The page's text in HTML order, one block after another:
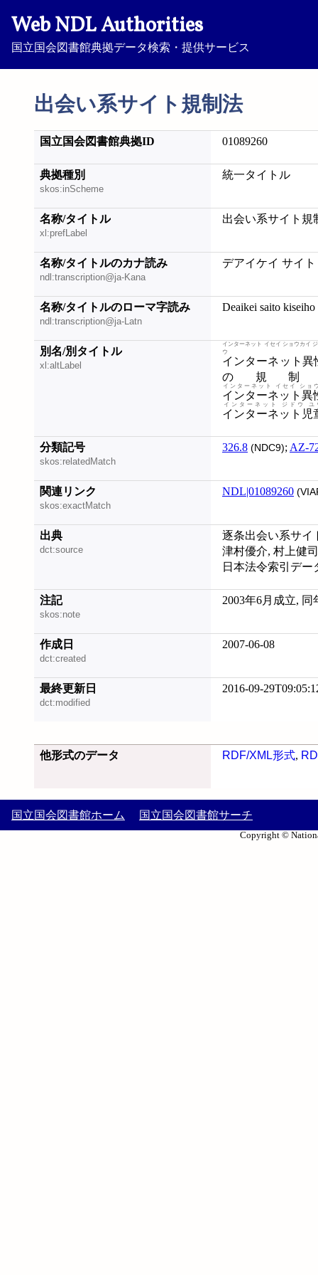
Web NDL Authorities
国立国会図書館典拠データ検索・提供サービス
出会い系サイト規制法
国立国会図書館典拠ID 01089260
典拠種別
skos:inScheme
統一タイトル
名称/タイトル
xl:prefLabel
出会い系サイト規
名称/タイトルのカナ読み
ndl:transcription@ja-Kana
デアイケイ サイ
名称/タイトルのローマ字読み
ndl:transcription@ja-Latn
Deaikei saito kiseiho
別名/別タイトル
xl:altLabel
インターネット
の規
インターネット イセイ ショウカイ
インターネット異
インターネット イセイ ショ
インターネット児
インターネット ジドウ ユ
分類記号
skos:relatedMatch
326.8 (NDC9); AZ-
関連リンク
skos:exactMatch
NDL|01089260
出典
dct:source
逐条出会い系サイ
津村優介, 村上健
日本法令索引デー
注記
skos:note
2003年6月成立, 同
作成日
dct:created
2007-06-08
最終更新日
dct:modified
2016-09-
他形式のデータ RDF/XML形式,
国立国会図書館ホーム 国立国会図書館サーチ
Copyright ©